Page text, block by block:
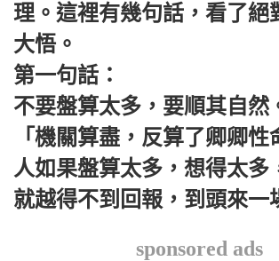
理。這裡有幾句話，看了絕
大悟。
第一句話：
不要盤算太多，要順其自然
「機關算盡，反算了卿卿性
人如果盤算太多，想得太多
就越得不到回報，到頭來一
sponsored ads